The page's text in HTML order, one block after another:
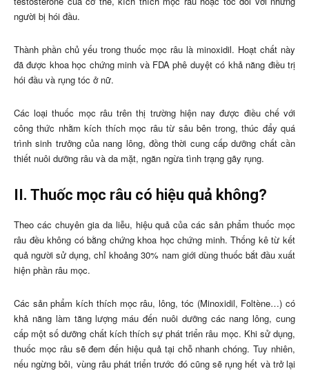
người bị hói đầu.
Thành phần chủ yếu trong thuốc mọc râu là minoxidil. Hoạt chất này
đã được khoa học chứng minh và FDA phê duyệt có khả năng điều trị
hói đầu và rụng tóc ở nữ.
Các loại thuốc mọc râu trên thị trường hiện nay được điều chế với
công thức nhằm kích thích mọc râu từ sâu bên trong, thúc đẩy quá
trình sinh trưởng của nang lông, đồng thời cung cấp dưỡng chất cần
thiết nuôi dưỡng râu và da mặt, ngăn ngừa tình trạng gãy rụng.
II. Thuốc mọc râu có hiệu quả không?
Theo các chuyên gia da liễu, hiệu quả của các sản phẩm thuốc mọc
râu đều không có bằng chứng khoa học chứng minh. Thống kê từ kết
quả người sử dụng, chỉ khoảng 30% nam giới dùng thuốc bắt đầu xuất
hiện phần râu mọc.
Các sản phẩm kích thích mọc râu, lông, tóc (Minoxidil, Foltène…) có
khả năng làm tăng lượng máu đến nuôi dưỡng các nang lông, cung
cấp một số dưỡng chất kích thích sự phát triển râu mọc. Khi sử dụng,
thuốc mọc râu sẽ đem đến hiệu quả tại chỗ nhanh chóng. Tuy nhiên,
nếu ngừng bôi, vùng râu phát triển trước đó cũng sẽ rụng hết và trở lại